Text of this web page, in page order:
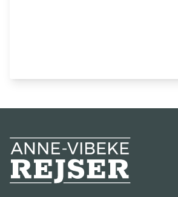
Anne-Vibeke Rejser